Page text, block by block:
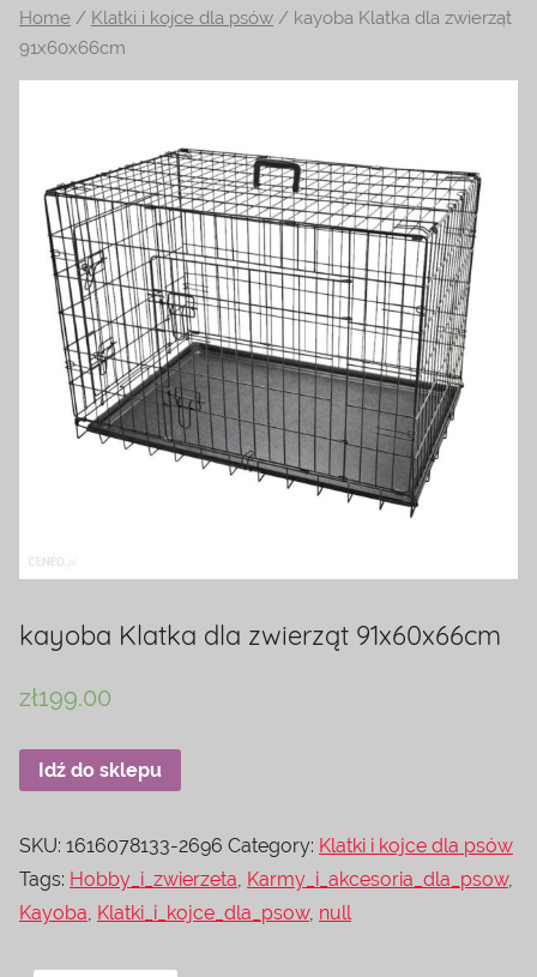
na
temat
terrarystyki
Zapraszamy!
Home / Klatki i kojce dla psów / kayoba Klatka dla zwierząt
91x60x66cm
kayoba Klatka dla zwierząt 91x60x66cm
zł199.00
Idź do sklepu
SKU: 1616078133-2696 Category: Klatki i kojce dla psów
Tags: Hobby_i_zwierzeta, Karmy_i_akcesoria_dla_psow,
Kayoba, Klatki_i_kojce_dla_psow, null